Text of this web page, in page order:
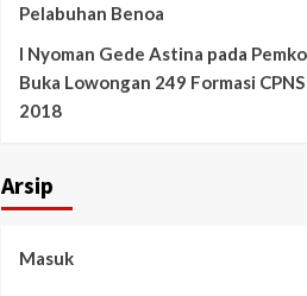
Pelabuhan Benoa
I Nyoman Gede Astina pada
Buka Lowongan 249 Formasi
2018
Arsip
Masuk